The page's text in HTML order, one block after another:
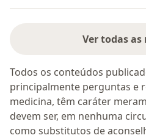
Ver todas as
Todos os conteúdos
principalmente perguntas e
medicina, têm caráter
devem ser, em nenhuma
como substitutos de